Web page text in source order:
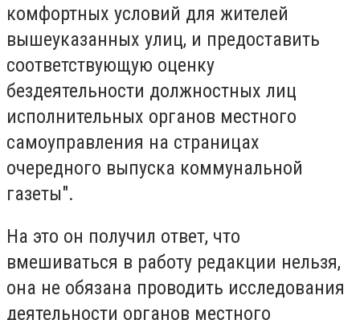
комфортных условий для жителей
вышеуказанных улиц, и предоставить
соответствующую оценку
бездеятельности должностных лиц
исполнительных органов местного
самоуправления на страницах
очередного выпуска коммунальной
газеты".
На это он получил ответ, что
вмешиваться в работу редакции нельзя,
она не обязана проводить исследования
деятельности органов местного